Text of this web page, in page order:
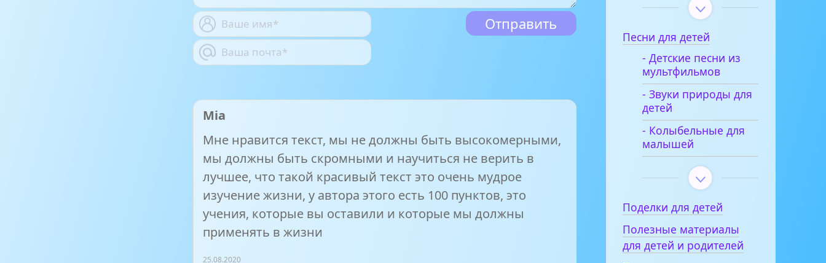
Mia
Мне нравится текст, мы не должны быть высокомерными,
мы должны быть скромными и научиться не верить в
лучшее, что такой красивый текст это очень мудрое
изучение жизни, у автора этого есть 100 пунктов, это
учения, которые вы оставили и которые мы должны
применять в жизни
25.08.2020
Песни для детей
- Детские песни из
мультфильмов
- Звуки природы для
детей
- Колыбельные для
малышей
Поделки для детей
Полезные материалы
для детей и родителей